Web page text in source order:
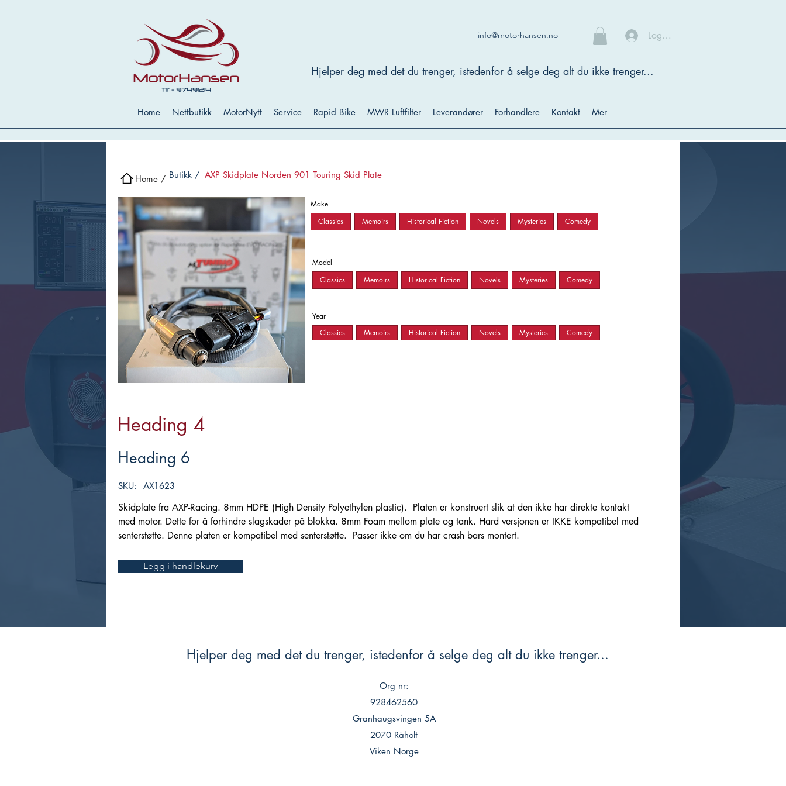
info@motorhansen.no Logg inn
Hjelper deg med det du trenger, istedenfor å selge deg alt du ikke trenger...
Home Nettbutikk MotorNytt Service Rapid Bike MWR Luftfilter Leverandører Forhandlere Kontakt Mer
Home / Butikk / AXP Skidplate Norden 901 Touring Skid Plate
Make
Classics
Memoirs Historical Fiction Novels Mysteries Comedy
Model
Classics
Memoirs Historical Fiction Novels Mysteries Comedy
Year
Classics
Memoirs Historical Fiction Novels Mysteries Comedy
Heading 4
Heading 6
SKU: AX1623
Skidplate fra AXP-Racing. 8mm HDPE (High Density Polyethylen plastic). Platen er konstruert slik at den ikke har direkte kontakt
med motor. Dette for å forhindre slagskader på blokka. 8mm Foam mellom plate og tank. Hard versjonen er IKKE kompatibel med
senterstøtte. Denne platen er kompatibel med senterstøtte. Passer ikke om du har crash bars montert.
Legg i handlekurv
Hjelper deg med det du trenger, istedenfor å selge deg alt du ikke trenger...
Org nr:
928462560
Granhaugsvingen 5A
2070 Råholt
Viken Norge